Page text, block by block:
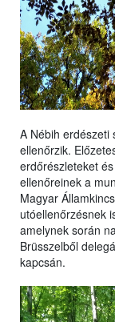
A Nébih erdészeti
ellenőrzik.
erdőrészleteket
ellenőreinek a
Magyar
utóellenőrzésnek
amelynek során
Brüsszelből
kapcsán.